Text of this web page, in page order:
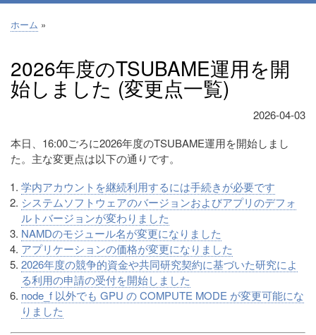
パ
く
ず
ホーム
2026年度のTSUBAME運用を開
始しました (変更点一覧)
2026-04-03
本日、16:00ごろに2026年度のTSUBAME運用を開始しまし
た。主な変更点は以下の通りです。
学内アカウントを継続利用するには手続きが必要です
システムソフトウェアのバージョンおよびアプリのデフォ
ルトバージョンが変わりました
NAMDのモジュール名が変更になりました
アプリケーションの価格が変更になりました
2026年度の競争的資金や共同研究契約に基づいた研究によ
る利用の申請の受付を開始しました
node_f 以外でも GPU の COMPUTE MODE が変更可能にな
りました